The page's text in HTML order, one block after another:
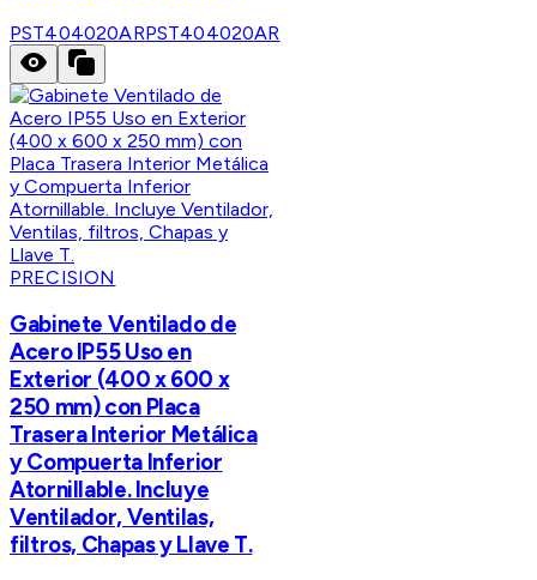
PST404020ARPST404020AR
PRECISION
Gabinete Ventilado de
Acero IP55 Uso en
Exterior (400 x 600 x
250 mm) con Placa
Trasera Interior Metálica
y Compuerta Inferior
Atornillable. Incluye
Ventilador, Ventilas,
filtros, Chapas y Llave T.